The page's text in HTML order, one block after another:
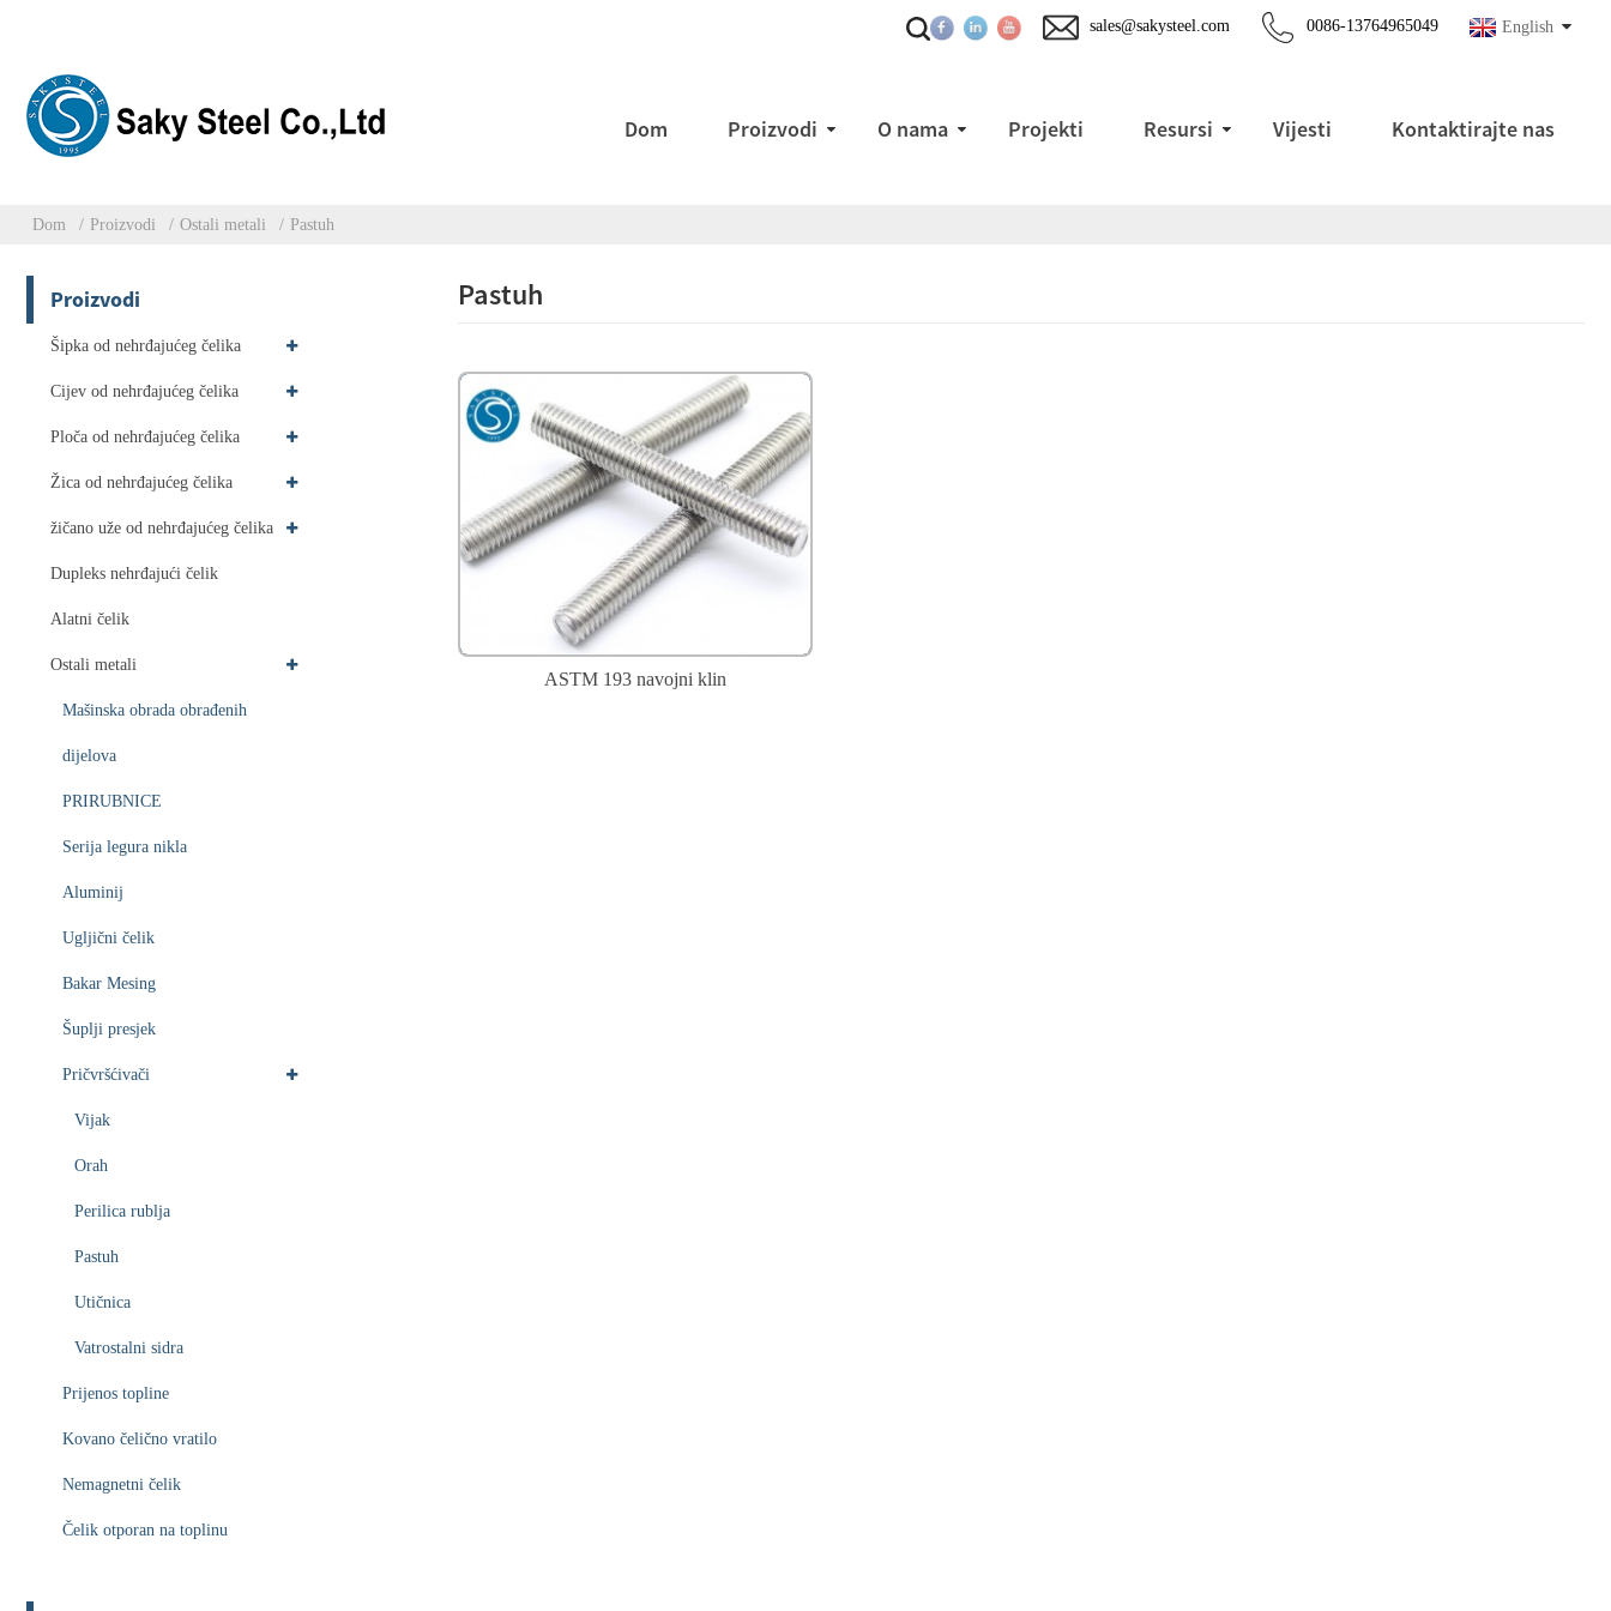
English
0086-13764965049
sales@sakysteel.com
Dom Proizvodi O nama Projekti Resursi Vijesti Kontaktirajte nas
Dom Proizvodi Ostali metali Pastuh
Proizvodi
Šipka od nehrđajućeg čelika
Cijev od nehrđajućeg čelika
Ploča od nehrđajućeg čelika
Žica od nehrđajućeg čelika
žičano uže od nehrđajućeg čelika
Dupleks nehrđajući čelik
Alatni čelik
Ostali metali
Mašinska obrada obrađenih
dijelova
PRIRUBNICE
Serija legura nikla
Aluminij
Ugljični čelik
Bakar Mesing
Šuplji presjek
Pričvršćivači
Vijak
Orah
Perilica rublja
Pastuh
Utičnica
Vatrostalni sidra
Prijenos topline
Kovano čelično vratilo
Nemagnetni čelik
Čelik otporan na toplinu
Pastuh
ASTM 193 navojni klin